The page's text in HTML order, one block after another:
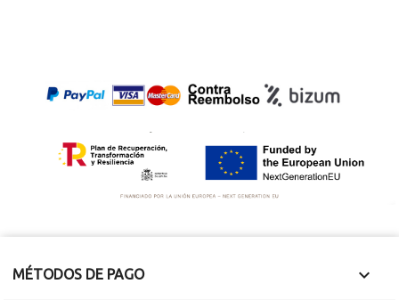
Longitud 39 cm
collares regionales.
oval. Miden 40 x 20 x
6 mm
MÉTODOS DE PAGO 